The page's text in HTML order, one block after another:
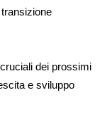
dei prossimi
e sviluppo